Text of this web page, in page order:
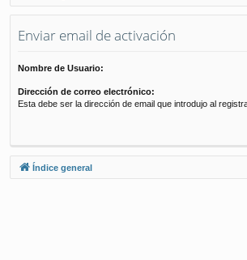
Enviar email de activación
Nombre de Usuario:
Dirección de correo electrónico:
Esta debe ser la dirección de email que introdujo al
Índice general